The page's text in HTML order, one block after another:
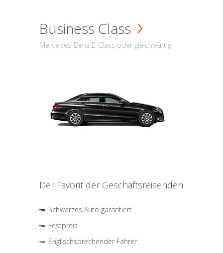
Business Class
Mercedes-Benz E-Class oder gleichwärtig
Der Favorit der Geschäftsreisenden
Schwarzes Auto garantiert
Festpreis
Englischsprechender Fahrer